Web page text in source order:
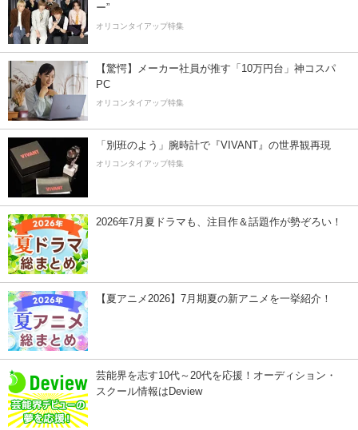
ー”
オリコンタイアップ特集
【驚愕】メーカー社員が推す「10万円台」神コスパ
PC
オリコンタイアップ特集
「別班のよう」腕時計で『VIVANT』の世界観再現
オリコンタイアップ特集
2026年7月夏ドラマも、注目作＆話題作が勢ぞろい！
【夏アニメ2026】7月期夏の新アニメを一挙紹介！
芸能界を志す10代～20代を応援！オーディション・
スクール情報はDeview